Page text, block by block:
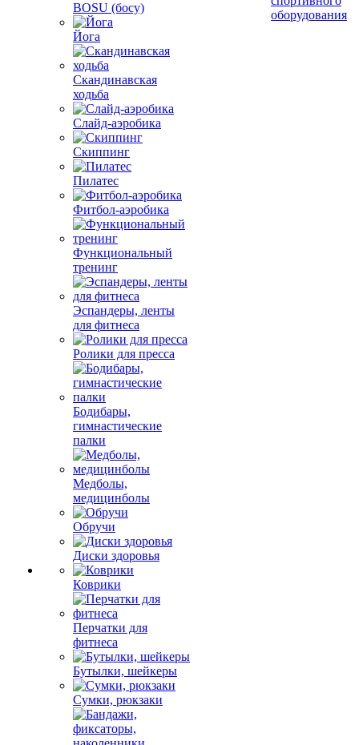
BOSU (босу)
Йога
Скандинавская
ходьба
Слайд-аэробика
Скиппинг
Пилатес
Фитбол-аэробика
Функциональный
тренинг
Эспандеры, ленты
для фитнеса
Ролики для пресса
Бодибары,
гимнастические
палки
Медболы,
медицинболы
Обручи
Диски здоровья
Коврики
Перчатки для
фитнеса
Бутылки, шейкеры
Сумки, рюкзаки
оборудования